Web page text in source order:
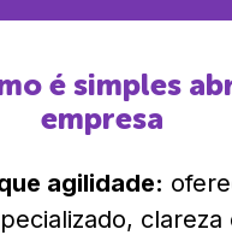
é simples
empresa
agilidade:
clareza